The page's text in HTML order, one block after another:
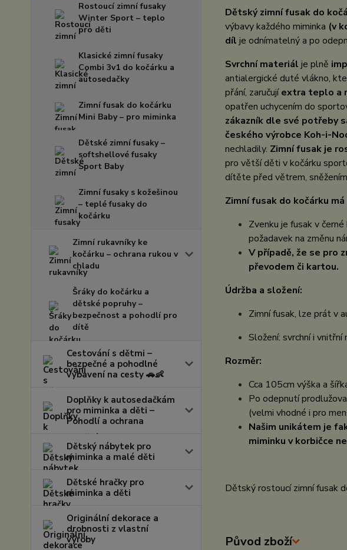
Rostoucí zimní fusaky
Winter Sport – teplo
pro děti
Klasické zimní fusaky
Combi 3v1 do kočárku a
autosedačky
Zimní fusak do kočárku
Mini Baby – pro miminka
Dětské zimní fusaky –
softshellové fusaky
Sport Baby
Zimní fusaky s kožešinou
– teplé fusaky do
kočárku
Zimní rukavníky ke
kočárku – ochrana rukou v
chladu
Šráky do kočárku a
dětské popruhy –
bezpečnost a pohodlí pro
dítě
Cestování s dětmi –
bezpečné a pohodlné
vybavení na cesty 🚗👶
Doplňky k autosedačkám
pro miminka a děti –
Pohodlí a ochrana
Dětský nábytek pro
miminka a malé děti
Dětské hračky pro
miminka a děti
Originální dekorace a
drobnosti z vlastní
výroby
Dětský zimní fusak do
výbavy každého miminka (v
díl je odnímatelný a po
Svrchní materiál je plně
antialergické duté vlákno,
přání, zaručujíextra teplo a
opatřen uchycením do
zákazník dle své potřeby
českého výrobce Koh-i-
nechladily. Zimní fusak je
pro větší děti v kočárku
dítěte před větrem,
Zimní fusak do kočárku
Zvenku je fusak v
požadavek na změnu
V případě, že se pro
převodem či kartou.
Údržba a složení:
Zimní fusak, lze prát v
Složení: svrchní i
Rozměr:
Cca 105cm výška a
Po odepnutí
(velmi vhodné i pro
Našim unikátem je
miminku v korbičce
Dětský rostoucí zimní fusak
Původ zboží